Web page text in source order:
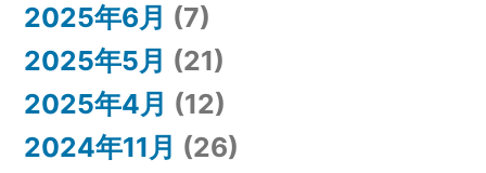
2025年6月 (7)
2025年5月 (21)
2025年4月 (12)
2024年11月 (26)